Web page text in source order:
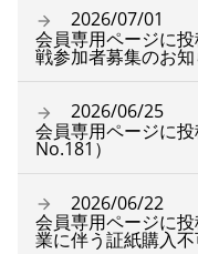
2026/07/01
会員専用ページに
戦参加者募集のお知
2026/06/25
会員専用ページに
No.181）
2026/06/22
会員専用ページに
業に伴う証紙購入不